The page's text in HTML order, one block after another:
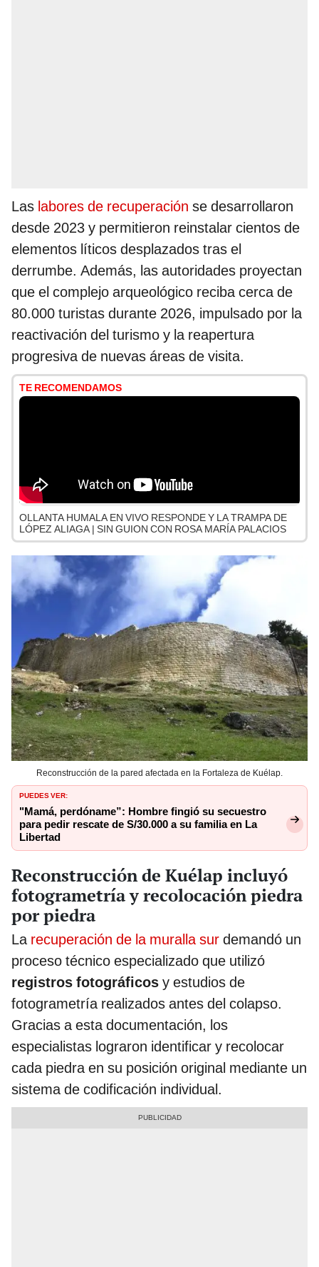
Las labores de recuperación se desarrollaron
desde 2023 y permitieron reinstalar cientos de
elementos líticos desplazados tras el
derrumbe. Además, las autoridades proyectan
que el complejo arqueológico reciba cerca de
80.000 turistas durante 2026, impulsado por la
reactivación del turismo y la reapertura
progresiva de nuevas áreas de visita.
TE RECOMENDAMOS
OLLANTA HUMALA EN VIVO RESPONDE Y LA TRAMPA DE
LÓPEZ ALIAGA | SIN GUION CON ROSA MARÍA PALACIOS
Reconstrucción de la pared afectada en la Fortaleza de Kuélap.
PUEDES VER:
"Mamá, perdóname”: Hombre fingió su secuestro
para pedir rescate de S/30.000 a su familia en La
Libertad
Reconstrucción de Kuélap incluyó
fotogrametría y recolocación piedra
por piedra
La recuperación de la muralla sur demandó un
proceso técnico especializado que utilizó
registros fotográficos y estudios de
fotogrametría realizados antes del colapso.
Gracias a esta documentación, los
especialistas lograron identificar y recolocar
cada piedra en su posición original mediante un
sistema de codificación individual.